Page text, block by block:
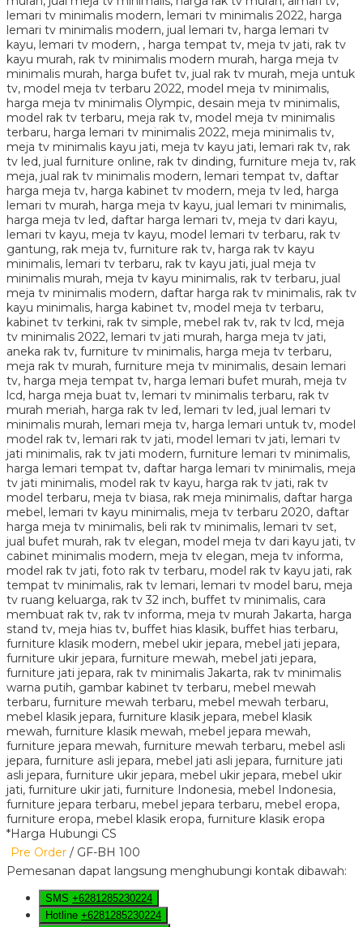
*Harga Hubungi CS
Pre Order / GF-BH 100
Pemesanan dapat langsung menghubungi kontak dibawah:
SMS +6281285230224
Hotline +6281285230224